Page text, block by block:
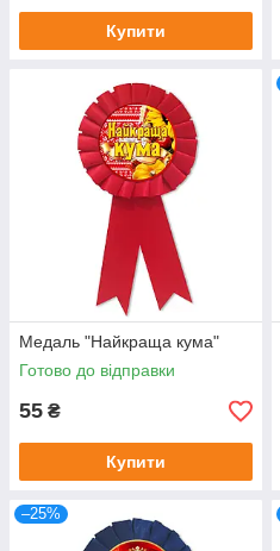
Купити
Медаль "Найкраща кума"
Готово до відправки
55 ₴
Купити
–25%